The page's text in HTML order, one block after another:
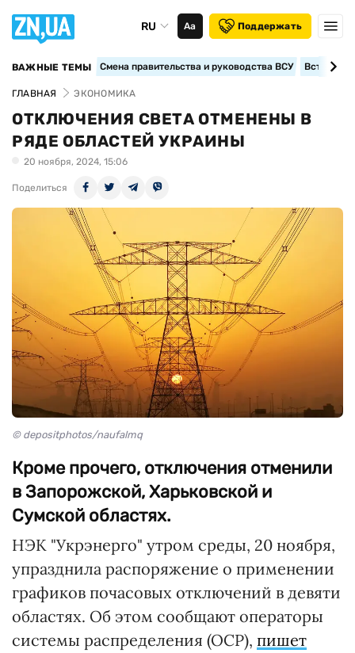
RU Аа Поддержать
ВАЖНЫЕ ТЕМЫ Смена правительства и руководства ВСУ
ГЛАВНАЯ ЭКОНОМИКА
ОТКЛЮЧЕНИЯ СВЕТА ОТМЕНЕНЫ В
РЯДЕ ОБЛАСТЕЙ УКРАИНЫ
20 ноября, 2024, 15:06
Поделиться
© depositphotos/naufalmq
Кроме прочего, отключения отменили
в Запорожской, Харьковской и
Сумской областях.
НЭК "Укрэнерго" утром среды, 20 ноября,
упразднила распоряжение о применении
графиков почасовых отключений в девяти
областях. Об этом сообщают операторы
системы распределения (ОСР), пишет